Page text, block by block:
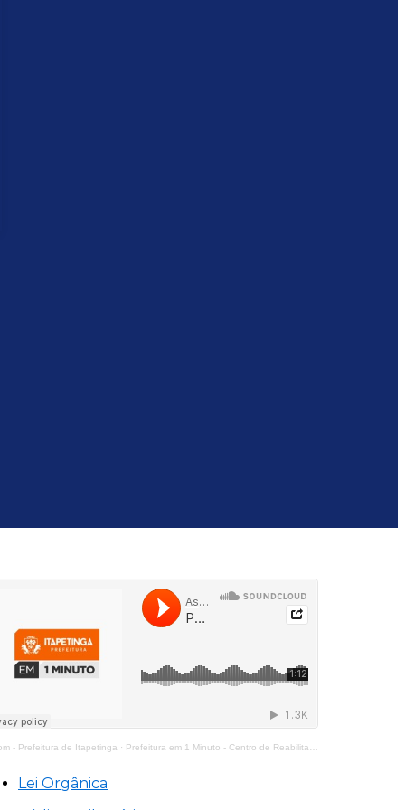
- Prefeitura de Itapetinga · Prefeitura em 1 Minuto - Centro de Reabilitação Equoterapia Manoela
Lei Orgânica